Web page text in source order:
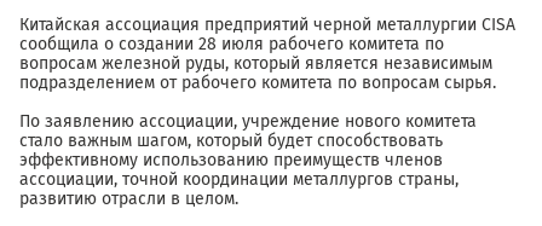
Китайская ассоциация предприятий черной металлургии CISA
сообщила о создании 28 июля рабочего комитета по
вопросам железной руды, который является независимым
подразделением от рабочего комитета по вопросам сырья.
По заявлению ассоциации, учреждение нового комитета
стало важным шагом, который будет способствовать
эффективному использованию преимуществ членов
ассоциации, точной координации металлургов страны,
развитию отрасли в целом.